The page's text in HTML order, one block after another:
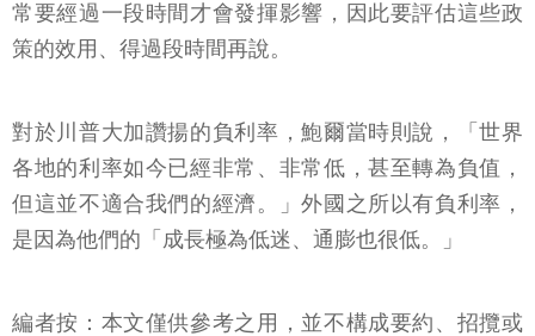
常要經過一段時間才會發揮影響，因此要評估這些政
策的效用、得過段時間再說。
對於川普大加讚揚的負利率，鮑爾當時則說，「世界
各地的利率如今已經非常、非常低，甚至轉為負值，
但這並不適合我們的經濟。」外國之所以有負利率，
是因為他們的「成長極為低迷、通膨也很低。」
編者按：本文僅供參考之用，並不構成要約、招攬或